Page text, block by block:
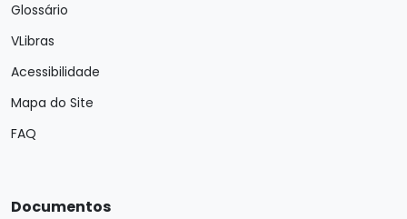
Glossário
VLibras
Acessibilidade
Mapa do Site
FAQ
Documentos